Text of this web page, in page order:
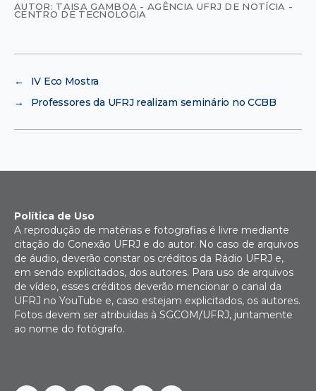
AUTOR: TAISA GAMBOA - AGÊNCIA UFRJ DE NOTÍCIA -
CENTRO DE TECNOLOGIA
←
IV Eco Mostra
→
Professores da UFRJ realizam seminário no CCBB
Política de Uso
A reprodução de matérias e fotografias é livre mediante
citação do Conexão UFRJ e do autor. No caso de arquivos
de áudio, deverão constar os créditos da Rádio UFRJ e,
em sendo explicitados, dos autores. Para uso de arquivos
de vídeo, esses créditos deverão mencionar o canal da
UFRJ no YouTube e, caso estejam explicitados, os autores.
Fotos devem ser atribuídas à SGCOM/UFRJ, juntamente
ao nome do fotógrafo.